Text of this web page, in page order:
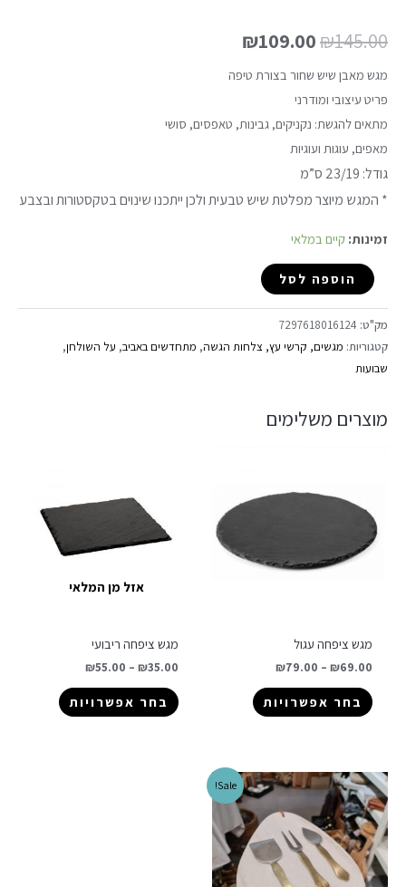
₪145.00
₪109.00
מגש מאבן שיש שחור בצורת טיפה
פריט עיצובי ומודרני
מתאים להגשת: נקניקים, גבינות, טאפסים, סושי
מאפים, עוגות ועוגיות
גודל: 23/19 ס”מ
* המגש מיוצר מפלטת שיש טבעית ולכן ייתכנו שינוים בטקסטורות ובצבע
זמינות: קיים במלאי
הוספה לסל
מק"ט: 7297618016124
קטגוריות: מגשים, קרשי עץ, צלחות הגשה, מתחדשים באביב, על השולחן,
שבועות
מוצרים משלימים
מגש ציפחה עגול
₪69.00
–
₪79.00
בחר אפשרויות
אזל מן המלאי
מגש ציפחה ריבועי
₪35.00
–
₪55.00
בחר אפשרויות
Sale!